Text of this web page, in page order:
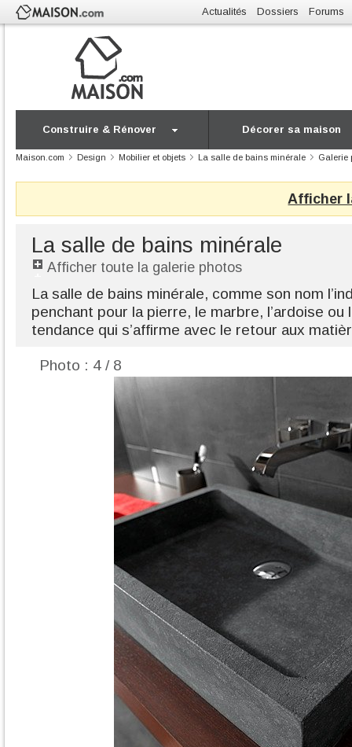
Actualités Dossiers Forums
Construire & Rénover Décorer sa maison
Maison.com Design Mobilier et objets La salle de bains minérale Galerie
Afficher
La salle de bains minérale
Afficher toute la galerie photos
La salle de bains minérale, comme son nom
penchant pour la pierre, le marbre, l’ardoise ou
tendance qui s’affirme avec le retour aux
Photo : 4 / 8